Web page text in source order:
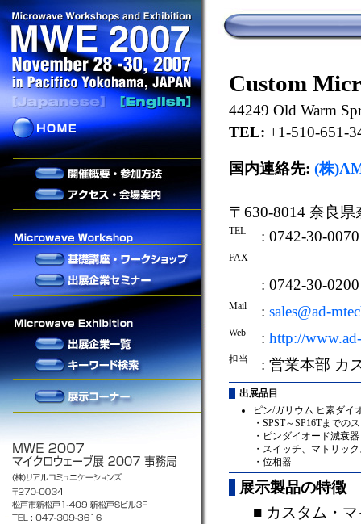
Custom
44249 Old Warm
TEL: +1-510-651-
国内連絡先: (株
〒630-8014 奈良
TEL : 0742-30-0070
FAX
: 0742-30-0200
Mail : sales@ad-
Web : http://
担当 : 営業本部 カ
出展品目
ピン/ガリウム ヒ素ダイ
・SPST～SP16Tまでの
・ピンダイオード減衰器
・スイッチ、マトリッ
・位相器
展示製品の特徴
■ カスタム・